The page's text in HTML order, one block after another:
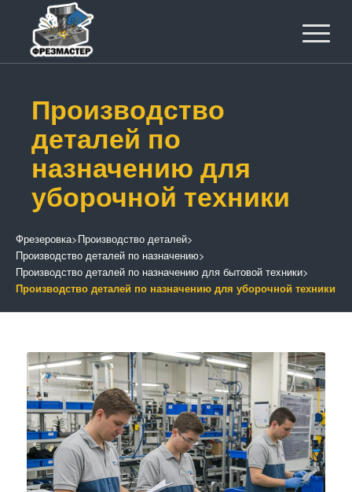
Производство
деталей по
назначению для
уборочной техники
Фрезеровка>Производство деталей>
Производство деталей по назначению>
Производство деталей по назначению для бытовой техники>
Производство деталей по назначению для уборочной техники